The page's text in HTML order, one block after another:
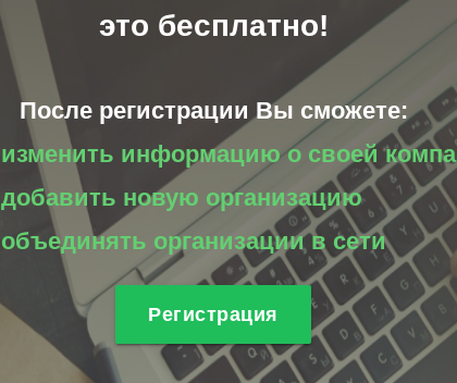
это бесплатно!
После регистрации Вы сможете:
изменить информацию о своей
добавить новую организацию
объединять организации в сети
Регистрация